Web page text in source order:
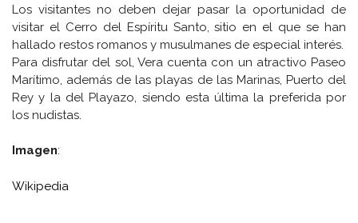
Los visitantes no deben dejar pasar la oportunidad de
visitar el Cerro del Espíritu Santo, sitio en el que se han
hallado restos romanos y musulmanes de especial interés.
Para disfrutar del sol, Vera cuenta con un atractivo Paseo
Marítimo, además de las playas de las Marinas, Puerto del
Rey y la del Playazo, siendo esta última la preferida por
los nudistas.
Imagen:
Wikipedia